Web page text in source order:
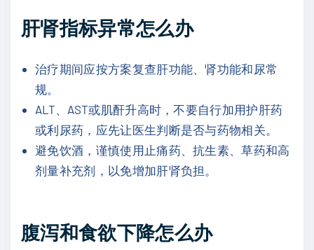
肝肾指标异常怎么办
治疗期间应按方案复查肝功能、肾功能和尿常
规。
ALT、AST或肌酐升高时，不要自行加用护肝药
或利尿药，应先让医生判断是否与药物相关。
避免饮酒，谨慎使用止痛药、抗生素、草药和高
剂量补充剂，以免增加肝肾负担。
腹泻和食欲下降怎么办